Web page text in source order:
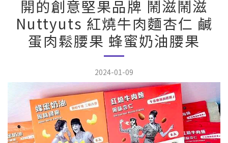
開的創意堅果品牌 鬧滋鬧滋
Nuttyuts 紅燒牛肉麵杏仁 鹹
蛋肉鬆腰果 蜂蜜奶油腰果
2024-01-09